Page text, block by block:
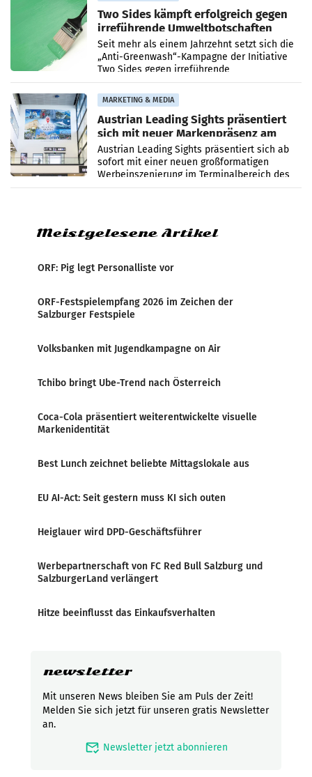
Two Sides kämpft erfolgreich gegen
irreführende Umweltbotschaften
beim Papiereinsatz
Seit mehr als einem Jahrzehnt setzt sich die
„Anti-Greenwash“-Kampagne der Initiative
Two Sides gegen irreführende
Umweltaussagen bei Papierkommunikation
und papierbasierten Verpackungen
MARKETING & MEDIA
Austrian Leading Sights präsentiert
sich mit neuer Markenpräsenz am
Flughafen Wien
Austrian Leading Sights präsentiert sich ab
sofort mit einer neuen großformatigen
Werbeinszenierung im Terminalbereich des
Flughafen Wien. Die Präsenz befindet sich im
Meistgelesene Artikel
ORF: Pig legt Personalliste vor
ORF-Festspielempfang 2026 im Zeichen der
Salzburger Festspiele
Volksbanken mit Jugendkampagne on Air
Tchibo bringt Ube-Trend nach Österreich
Coca-Cola präsentiert weiterentwickelte visuelle
Markenidentität
Best Lunch zeichnet beliebte Mittagslokale aus
EU AI-Act: Seit gestern muss KI sich outen
Heiglauer wird DPD-Geschäftsführer
Werbepartnerschaft von FC Red Bull Salzburg und
SalzburgerLand verlängert
Hitze beeinflusst das Einkaufsverhalten
newsletter
Mit unseren News bleiben Sie am Puls der Zeit!
Melden Sie sich jetzt für unseren gratis Newsletter
an.
mark_email_read Newsletter jetzt abonnieren